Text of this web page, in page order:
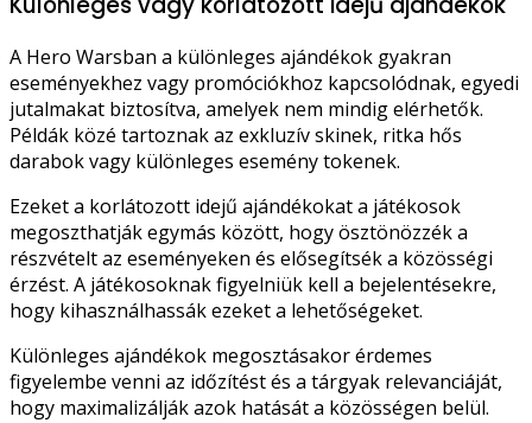
A Hero Warsban a különleges ajándékok gyakran
eseményekhez vagy promóciókhoz kapcsolódnak, egyedi
jutalmakat biztosítva, amelyek nem mindig elérhetők.
Példák közé tartoznak az exkluzív skinek, ritka hős
darabok vagy különleges esemény tokenek.
Ezeket a korlátozott idejű ajándékokat a játékosok
megoszthatják egymás között, hogy ösztönözzék a
részvételt az eseményeken és elősegítsék a közösségi
érzést. A játékosoknak figyelniük kell a bejelentésekre,
hogy kihasználhassák ezeket a lehetőségeket.
Különleges ajándékok megosztásakor érdemes
figyelembe venni az időzítést és a tárgyak relevanciáját,
hogy maximalizálják azok hatását a közösségen belül.